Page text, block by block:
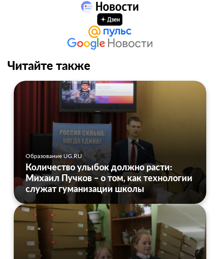
Читайте также
Образование UG.RU
Количество улыбок должно расти:
Михаил Пучков – о том, как технологии
служат гуманизации школы